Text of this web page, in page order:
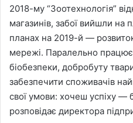
2018-му “Зоотехнологія”
магазинів, забої вийшли на
планах на 2019-й —
мережі. Паралельно
біобезпеки, добробуту
забезпечити споживачів
свої умови: хочеш успіху —
розповідає директора